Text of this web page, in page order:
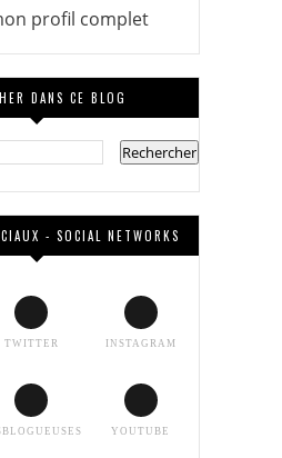
profil complet
DANS CE BLOG
- SOCIAL NETWORKS
TWITTER INSTAGRAM
YOUTUBE